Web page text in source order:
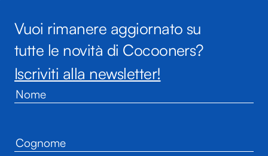
Vuoi rimanere aggiornato su
tutte le novità di Cocooners?
Iscriviti alla newsletter!